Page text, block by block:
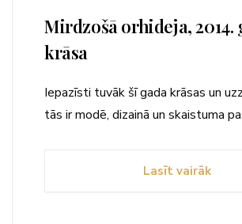
Mirdzošā orhideja, 2014.
krāsa
Iepazīsti tuvāk šī gada krāsas un
tās ir modē, dizainā un skaistuma
Lasīt vairāk